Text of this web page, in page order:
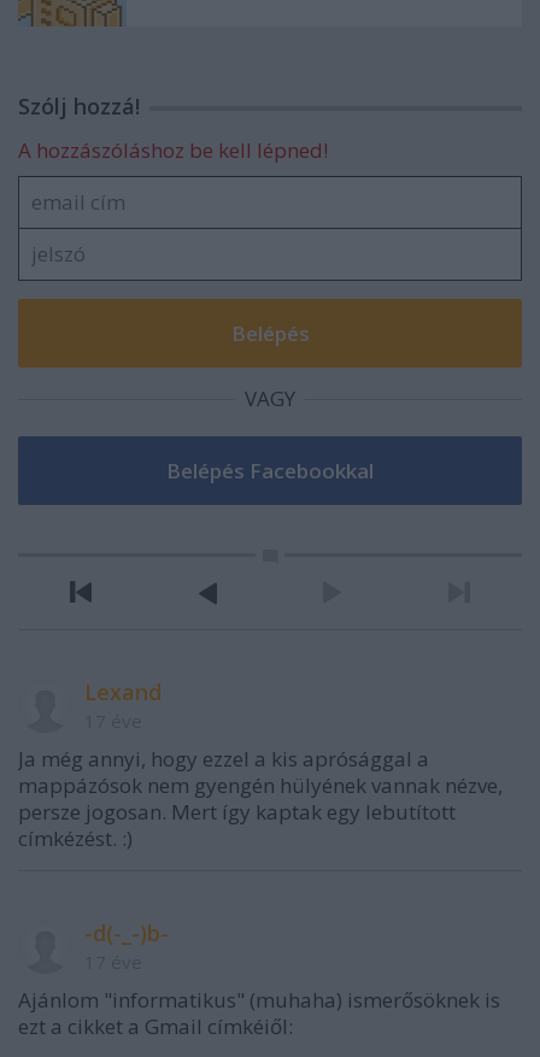
Szólj hozzá!
A hozzászóláshoz be kell lépned!
VAGY
Lexand
Ja még annyi, hogy ezzel a kis aprósággal a
mappázósok nem gyengén hülyének vannak nézve,
persze jogosan. Mert így kaptak egy lebutított
címkézést. :)
-d(-_-)b-
Ajánlom "informatikus" (muhaha) ismerősöknek is
ezt a cikket a Gmail címkéiől: